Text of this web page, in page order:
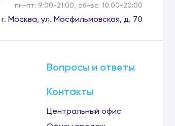
пн-пт: 9:00-21:00, сб-вс: 10:00-20:00
г. Москва, ул. Мосфильмовская, д. 70
Вопросы и ответы
Контакты
Центральный офис